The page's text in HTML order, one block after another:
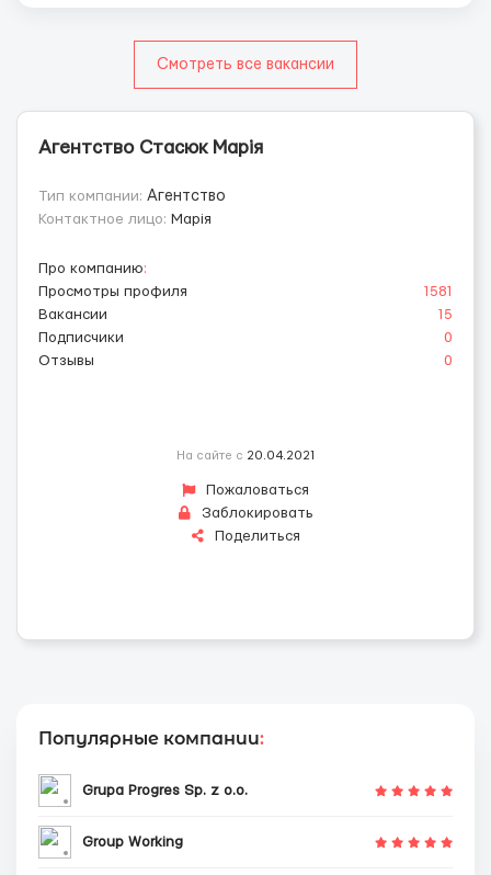
Смотреть все вакансии
Агентство Стасюк Марія
Тип компании: Агентство
Контактное лицо: Марія
Про компанию:
Просмотры профиля
1581
Вакансии
15
Подписчики
0
Отзывы
0
На сайте с 20.04.2021
Пожаловаться
Заблокировать
Поделиться
Популярные компании:
Grupa Progres Sp. z o.o.
Group Working